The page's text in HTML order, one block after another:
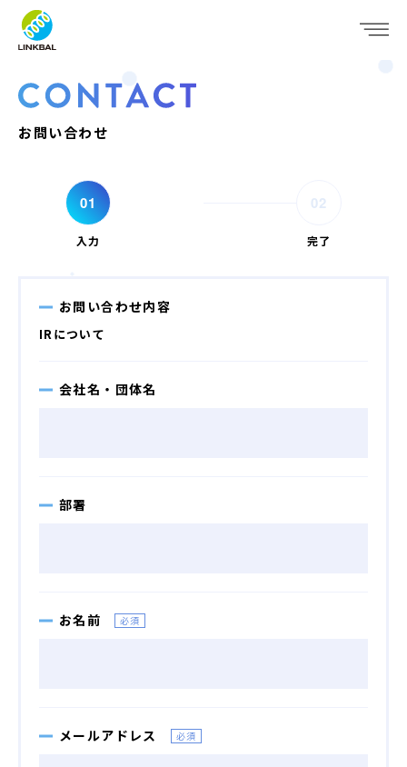
WHO WE ARE
SERVICE
NEWS
婚活パーティー（大阪）
JP
お問い合わせ
入力 完了
お問い合わせ内容
IRについて
会社名・団体名
部署
お名前 必須
メールアドレス 必須